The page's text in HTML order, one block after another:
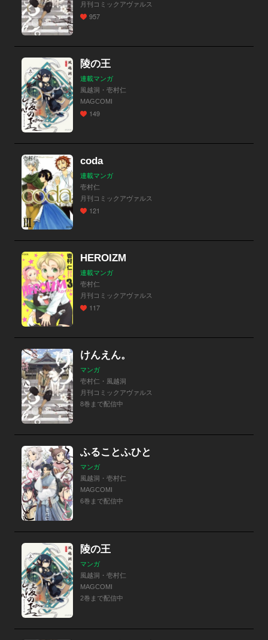
月刊コミックアヴァルス
957
陵の王
連載マンガ
風越洞・壱村仁
MAGCOMI
149
coda
連載マンガ
壱村仁
月刊コミックアヴァルス
121
HEROIZM
連載マンガ
壱村仁
月刊コミックアヴァルス
117
けんえん。
マンガ
壱村仁・風越洞
月刊コミックアヴァルス
8巻まで配信中
ふることふひと
マンガ
風越洞・壱村仁
MAGCOMI
6巻まで配信中
陵の王
マンガ
風越洞・壱村仁
MAGCOMI
2巻まで配信中